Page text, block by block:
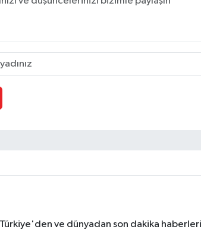
Türkiye'den ve dünyadan son dakika